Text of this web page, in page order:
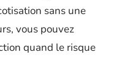
sans une
vous pouvez
quand le risque